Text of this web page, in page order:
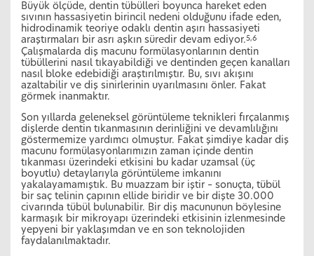
Büyük ölçüde, dentin tübülleri boyunca hareket eden
sıvının hassasiyetin birincil nedeni olduğunu ifade eden,
hidrodinamik teoriye odaklı dentin aşırı hassasiyeti
araştırmaları bir asrı aşkın süredir devam ediyor.5,6
Çalışmalarda diş macunu formülasyonlarının dentin
tübüllerini nasıl tıkayabildiği ve dentinden geçen kanalları
nasıl bloke edebidiği araştırılmıştır. Bu, sıvı akışını
azaltabilir ve diş sinirlerinin uyarılmasını önler. Fakat
görmek inanmaktır.
Son yıllarda geleneksel görüntüleme teknikleri fırçalanmış
dişlerde dentin tıkanmasının derinliğini ve devamlılığını
göstermemize yardımcı olmuştur. Fakat şimdiye kadar diş
macunu formülasyonlarımızın zaman içinde dentin
tıkanması üzerindeki etkisini bu kadar uzamsal (üç
boyutlu) detaylarıyla görüntüleme imkanını
yakalayamamıştık. Bu muazzam bir iştir – sonuçta, tübül
bir saç telinin çapının ellide biridir ve bir dişte 30.000
civarında tübül bulunabilir. Bir diş macununun böylesine
karmaşık bir mikroyapı üzerindeki etkisinin izlenmesinde
yepyeni bir yaklaşımdan ve en son teknolojiden
faydalanılmaktadır.